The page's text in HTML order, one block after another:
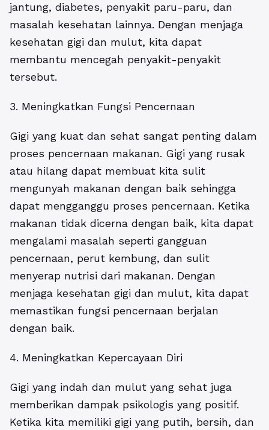
jantung, diabetes, penyakit paru-paru, dan
masalah kesehatan lainnya. Dengan menjaga
kesehatan gigi dan mulut, kita dapat
membantu mencegah penyakit-penyakit
tersebut.
3. Meningkatkan Fungsi Pencernaan
Gigi yang kuat dan sehat sangat penting dalam
proses pencernaan makanan. Gigi yang rusak
atau hilang dapat membuat kita sulit
mengunyah makanan dengan baik sehingga
dapat mengganggu proses pencernaan. Ketika
makanan tidak dicerna dengan baik, kita dapat
mengalami masalah seperti gangguan
pencernaan, perut kembung, dan sulit
menyerap nutrisi dari makanan. Dengan
menjaga kesehatan gigi dan mulut, kita dapat
memastikan fungsi pencernaan berjalan
dengan baik.
4. Meningkatkan Kepercayaan Diri
Gigi yang indah dan mulut yang sehat juga
memberikan dampak psikologis yang positif.
Ketika kita memiliki gigi yang putih, bersih, dan